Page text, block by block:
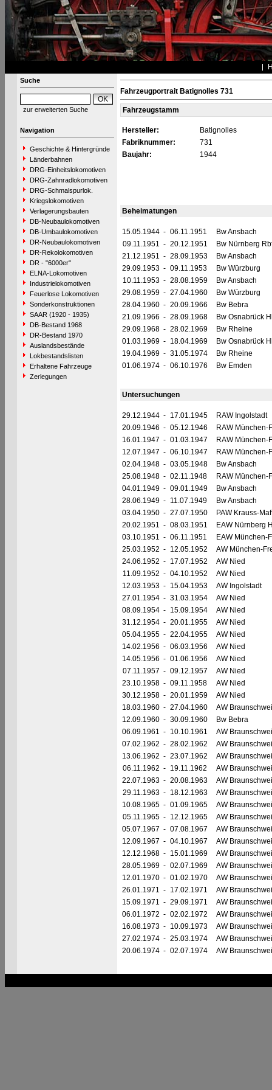
Suche
zur erweiterten Suche
Navigation
Geschichte & Hintergründe
Länderbahnen
DRG-Einheitslokomotiven
DRG-Zahnradlokomotiven
DRG-Schmalspurlok.
Kriegslokomotiven
Verlagerungsbauten
DB-Neubaulokomotiven
DB-Umbaulokomotiven
DR-Neubaulokomotiven
DR-Rekolokomotiven
DR - "6000er"
ELNA-Lokomotiven
Industrielokomotiven
Feuerlose Lokomotiven
Sonderkonstruktionen
SAAR (1920 - 1935)
DB-Bestand 1968
DR-Bestand 1970
Auslandsbestände
Lokbestandslisten
Erhaltene Fahrzeuge
Zerlegungen
Fahrzeugportrait Batignolles 731
Fahrzeugstamm
Hersteller:
Batignolles
Fabriknummer:
731
Baujahr:
1944
Beheimatungen
15.05.1944 - 06.11.1951
Bw Ansbach
09.11.1951 - 20.12.1951
Bw Nürnberg
21.12.1951 - 28.09.1953
Bw Ansbach
29.09.1953 - 09.11.1953
Bw Würzburg
10.11.1953 - 28.08.1959
Bw Ansbach
29.08.1959 - 27.04.1960
Bw Würzburg
28.04.1960 - 20.09.1966
Bw Bebra
21.09.1966 - 28.09.1968
Bw Osnabrück
29.09.1968 - 28.02.1969
Bw Rheine
01.03.1969 - 18.04.1969
Bw Osnabrück
19.04.1969 - 31.05.1974
Bw Rheine
01.06.1974 - 06.10.1976 Bw Emden
Untersuchungen
29.12.1944 - 17.01.1945
RAW Ingolstadt
20.09.1946 - 05.12.1946
RAW München-
16.01.1947 - 01.03.1947
RAW München-
12.07.1947 - 06.10.1947
RAW München-
02.04.1948 - 03.05.1948
Bw Ansbach
25.08.1948 - 02.11.1948
RAW München-
04.01.1949 - 09.01.1949
Bw Ansbach
28.06.1949 - 11.07.1949
Bw Ansbach
03.04.1950 - 27.07.1950
PAW Krauss-
20.02.1951 - 08.03.1951
EAW Nürnberg
03.10.1951 - 06.11.1951
EAW München-
25.03.1952 - 12.05.1952
AW München-
24.06.1952 - 17.07.1952
AW Nied
11.09.1952 - 04.10.1952
AW Nied
12.03.1953 - 15.04.1953
AW Ingolstadt
27.01.1954 - 31.03.1954
AW Nied
08.09.1954 - 15.09.1954
AW Nied
31.12.1954 - 20.01.1955
AW Nied
05.04.1955 - 22.04.1955
AW Nied
14.02.1956 - 06.03.1956
AW Nied
14.05.1956 - 01.06.1956
AW Nied
07.11.1957 - 09.12.1957
AW Nied
23.10.1958 - 09.11.1958
AW Nied
30.12.1958 - 20.01.1959
AW Nied
18.03.1960 - 27.04.1960
AW
12.09.1960 - 30.09.1960
Bw Bebra
06.09.1961 - 10.10.1961
AW
07.02.1962 - 28.02.1962
AW
13.06.1962 - 23.07.1962
AW
06.11.1962 - 19.11.1962
AW
22.07.1963 - 20.08.1963
AW
29.11.1963 - 18.12.1963
AW
10.08.1965 - 01.09.1965
AW
05.11.1965 - 12.12.1965
AW
05.07.1967 - 07.08.1967
AW
12.09.1967 - 04.10.1967
AW
12.12.1968 - 15.01.1969
AW
28.05.1969 - 02.07.1969
AW
12.01.1970 - 01.02.1970
AW
26.01.1971 - 17.02.1971
AW
15.09.1971 - 29.09.1971
AW
06.01.1972 - 02.02.1972
AW
16.08.1973 - 10.09.1973
AW
27.02.1974 - 25.03.1974
AW
20.06.1974 - 02.07.1974 AW